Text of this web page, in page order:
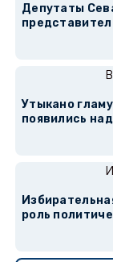
Депутаты
Утыкано
появились
роль